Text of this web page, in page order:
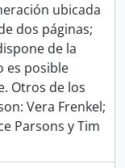
ubicada
dos páginas;
de la
es posible
Otros de los
Vera Frenkel;
Parsons y Tim